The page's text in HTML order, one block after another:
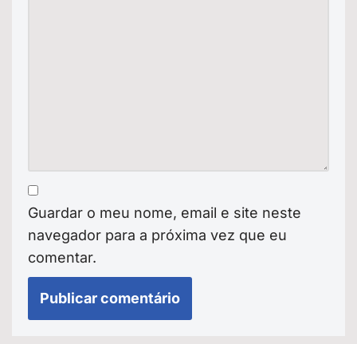
Guardar o meu nome, email e site neste
navegador para a próxima vez que eu
comentar.